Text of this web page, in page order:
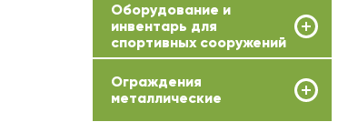
Оборудование и
инвентарь для
спортивных сооружений
Ограждения
металлические